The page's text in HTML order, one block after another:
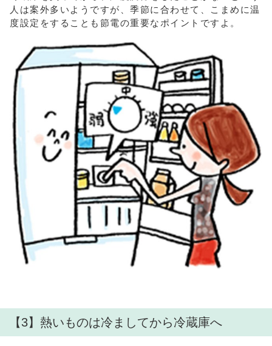
人は案外多いようですが、季節に合わせて、こまめに温
度設定をすることも節電の重要なポイントですよ。
【3】熱いものは冷ましてから冷蔵庫へ